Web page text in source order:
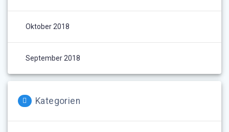
Oktober 2018
September 2018
Kategorien